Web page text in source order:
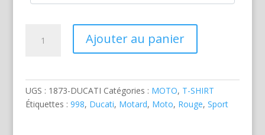
Rouge
Ajouter au panier
UGS : 1873-DUCATI Catégories : MOTO, T-SHIRT
Étiquettes : 998, Ducati, Motard, Moto, Rouge, Sport